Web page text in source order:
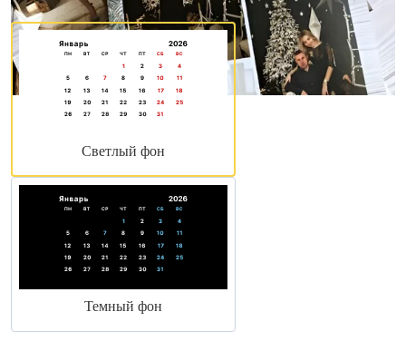
Светлый фон
Темный фон